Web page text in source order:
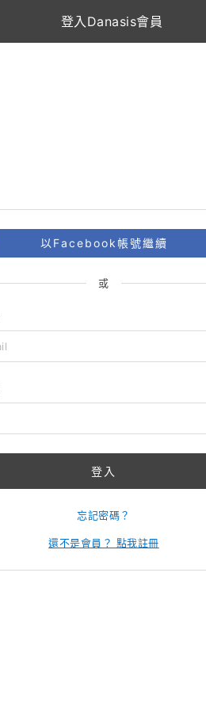
登入Danasis會員
以Facebook帳號繼續
或
登入
忘記密碼？
還不是會員？ 點我註冊